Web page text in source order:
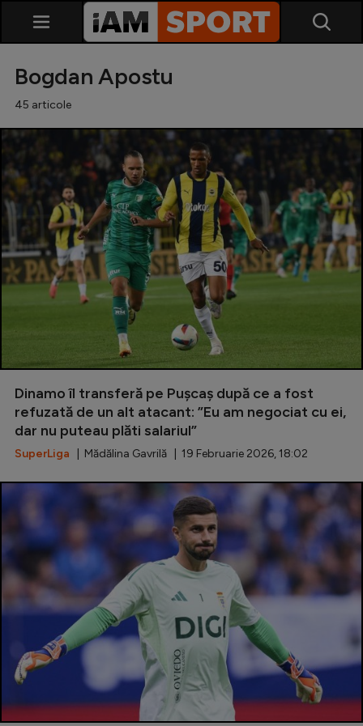
SuperLiga
Liga 2
Cupa României
Echipa Națională
U21
Fotbal feminin
Special
Diverse
Inedit
Clasamente
Champions League
Europa League
Conference League
CM 2026
Premier League
LaLiga
Bogdan Apostu
45 articole
Dinamo îl transferă pe Pușcaș după ce a fost
refuzată de un alt atacant: ”Eu am negociat cu ei,
dar nu puteau plăti salariul”
SuperLiga | Mădălina Gavrilă | 19 Februarie 2026, 18:02